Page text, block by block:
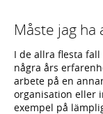
Måste jag
I de allra flesta
några års
arbete på en
organisation eller
exempel på